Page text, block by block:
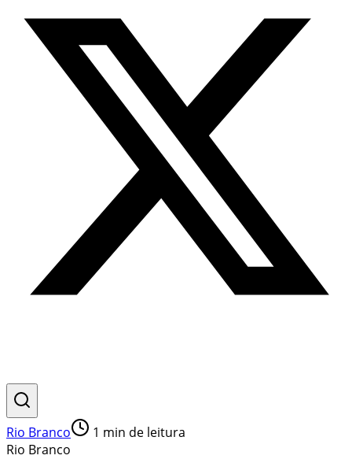
Rio Branco 1 min de leitura
Rio Branco